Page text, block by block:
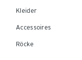
Kleider
Accessoires
Röcke